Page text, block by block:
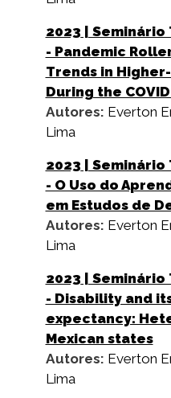
2023 |
- Pandemic
Trends in
During the
Autores: Everton
Lima
2023 |
- O Uso do
em Estudos de
Autores: Everton
Lima
2023 |
- Disability and
expectancy:
Mexican states
Autores: Everton
Lima